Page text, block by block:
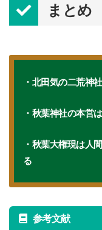
まとめ
・北田気の二荒神
・秋葉神社の本営
・秋葉大権現は人
る
参考文献